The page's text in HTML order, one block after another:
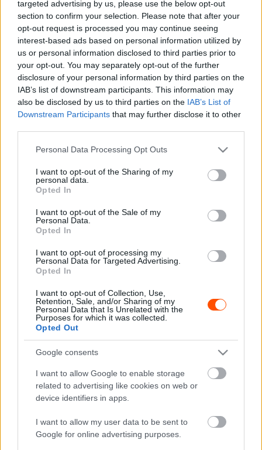
targeted advertising by us, please use the below opt-out
section to confirm your selection. Please note that after your
opt-out request is processed you may continue seeing
interest-based ads based on personal information utilized by
us or personal information disclosed to third parties prior to
your opt-out. You may separately opt-out of the further
disclosure of your personal information by third parties on the
IAB’s list of downstream participants. This information may
also be disclosed by us to third parties on the IAB’s List of
Downstream Participants that may further disclose it to other
Please note that this website/app uses one or more Google
not limited to your visit or usage behaviour. You may click to
grant or deny consent to Google and its third-party tags to
use your data for below specified purposes in below Google
consent section.
Personal Data Processing Opt Outs
I want to opt-out of the Sharing of my
personal data.
Opted In
I want to opt-out of the Sale of my
Personal Data.
Opted In
I want to opt-out of processing my
Personal Data for Targeted Advertising.
Opted In
I want to opt-out of Collection, Use,
Retention, Sale, and/or Sharing of my
Personal Data that Is Unrelated with the
Purposes for which it was collected.
Opted Out
Google consents
I want to allow Google to enable storage
related to advertising like cookies on web or
device identifiers in apps.
I want to allow my user data to be sent to
Google for online advertising purposes.
A harmadik helyet úgy tűnik, hogy Baksai László és Erdei
Zoltán szerezte meg, azonban Görög Péter és Búzás
Róbert eredménye még módosulhat a végeredmény
megállapításáig, így esetlegesen még a citroenes párosé
is lehet a harmadik pozíció.
A mezőny az utolsó szakaszon mindent beleadott, amit jól
Bernát Martin Zsolt mögött Görög Péter 4.3, Lenkey Ákos
és Lenkey-Drótos Cintia, valamint Szetei Norbert és
Heszler Ferenc 4.5, valamint Baksai Lászlóék és Tamás
Gyuláék egyaránt 6.1 másodperccel maradtak el a legjobb
eredménytől.
1 #201 Rónavölgyi Endre – Aczél András Honda Civic
Type-R 40:21.9
2 #204 Tamás Gyula – Sztrakon Bence Peugeot 208 R2
3 #203 Baksai László – Erdei Zoltán Lada VFTS +31.7
4 #208 Görög Péter – Búzás Róbert Citroen C2 VTS
+33.9
5 #220 Várnai Dávid – Szabó Tamás Ford Fiesta R2T
6 #215 Békési Richárd – Bernát Martin Zsolt BMW 320
7 #219 Lenkey Ákos – Lenkey-Drótos Cintia Lada 21013
+1:04.7